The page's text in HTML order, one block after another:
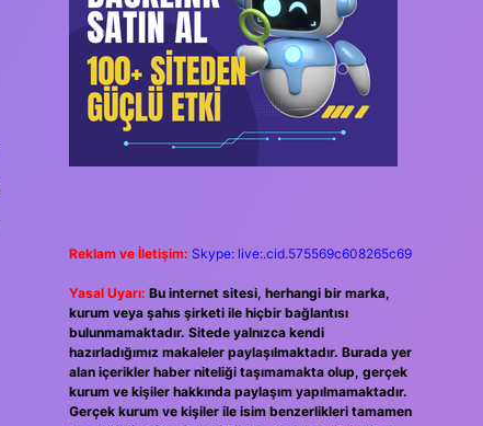
Reklam ve İletişim: Skype: live:.cid.575569c608265c69
Yasal Uyarı: Bu internet sitesi, herhangi bir marka,
kurum veya şahıs şirketi ile hiçbir bağlantısı
bulunmamaktadır. Sitede yalnızca kendi
hazırladığımız makaleler paylaşılmaktadır. Burada yer
alan içerikler haber niteliği taşımamakta olup, gerçek
kurum ve kişiler hakkında paylaşım yapılmamaktadır.
Gerçek kurum ve kişiler ile isim benzerlikleri tamamen